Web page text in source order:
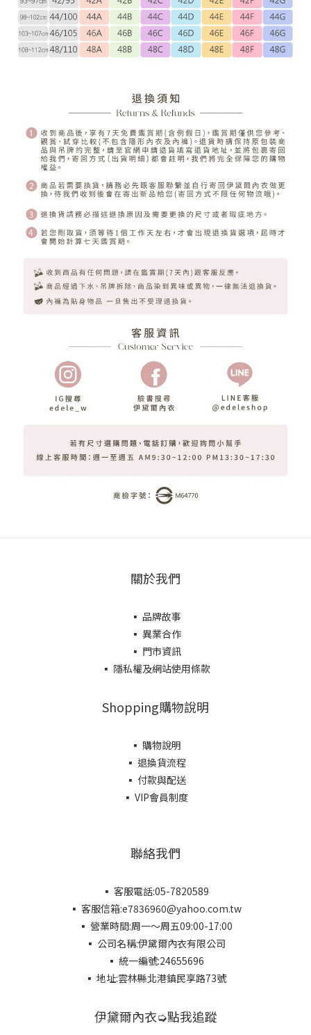
關於我們
▪ 品牌故事
▪ 異業合作
▪ 門市資訊
▪ 隱私權及網站使用條款
Shopping購物說明
▪ 購物說明
▪ 退換貨流程
▪ 付款與配送
▪ VIP會員制度
聯絡我們
▪ 客服電話:05-7820589
▪ 客服信箱:e7836960@yahoo.com.tw
▪ 營業時間:周一～周五09:00-17:00
▪ 公司名稱:伊黛爾內衣有限公司
▪ 統一編號:24655696
▪ 地址:雲林縣北港鎮民享路73號
伊黛爾內衣➭點我追蹤